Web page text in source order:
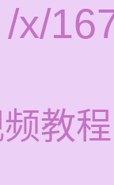
/x/
教程